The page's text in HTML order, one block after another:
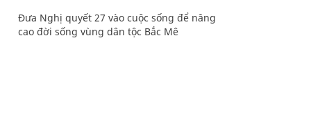
Đưa Nghị quyết 27 vào cuộc sống để nâng
cao đời sống vùng dân tộc Bắc Mê